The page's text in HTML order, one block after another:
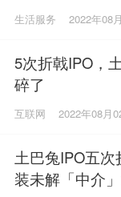
生活服务 2022年08
5次折戟IPO，
碎了
互联网 2022年08月
土巴兔IPO五
装未解「中介